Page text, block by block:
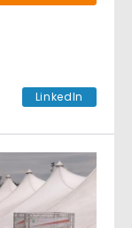
LinkedIn